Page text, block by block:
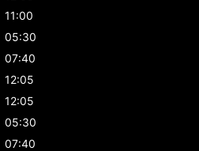
11:00
05:30
07:40
12:05
12:05
05:30
07:40